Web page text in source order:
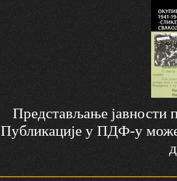
Представљање јавности
Публикације у ПДФ-у